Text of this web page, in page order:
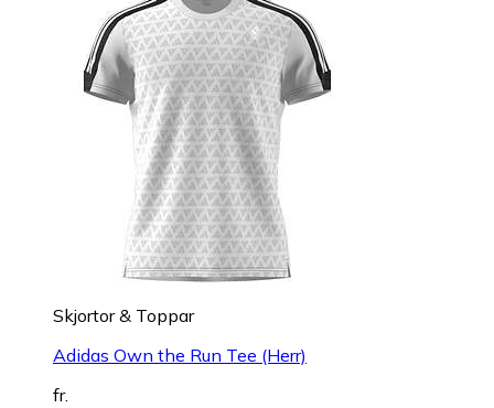
Skjortor & Toppar
Adidas Own the Run Tee (Herr)
fr.